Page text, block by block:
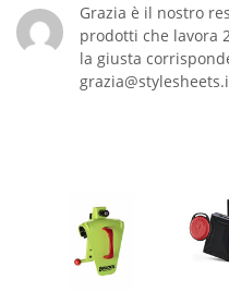
Grazia è il nostro
prodotti che lavora
la giusta